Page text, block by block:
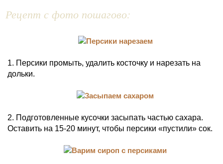
Рецепт с фото пошагово:
1. Персики промыть, удалить косточку и нарезать на
дольки.
2. Подготовленные кусочки засыпать частью сахара.
Оставить на 15-20 минут, чтобы персики «пустили» сок.